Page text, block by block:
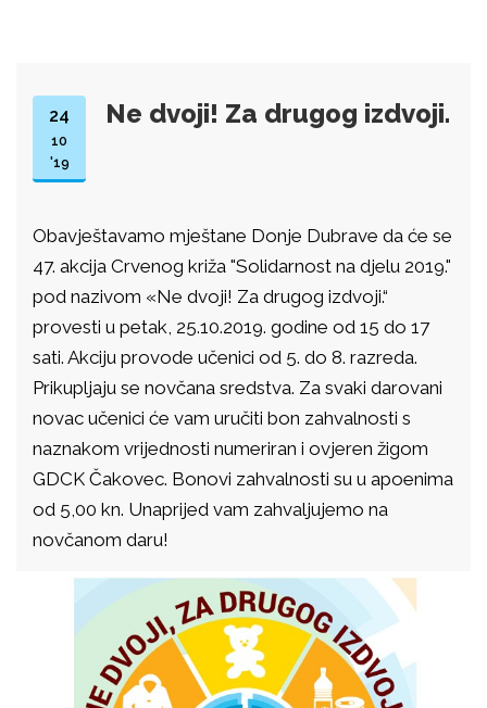
24
10
'19
Ne dvoji! Za drugog izdvoji.
Obavještavamo mještane Donje Dubrave da će se
47. akcija Crvenog križa "Solidarnost na djelu 2019."
pod nazivom «Ne dvoji! Za drugog izdvoji.“
provesti u petak, 25.10.2019. godine od 15 do 17
sati. Akciju provode učenici od 5. do 8. razreda.
Prikupljaju se novčana sredstva. Za svaki darovani
novac učenici će vam uručiti bon zahvalnosti s
naznakom vrijednosti numeriran i ovjeren žigom
GDCK Čakovec. Bonovi zahvalnosti su u apoenima
od 5,00 kn. Unaprijed vam zahvaljujemo na
novčanom daru!